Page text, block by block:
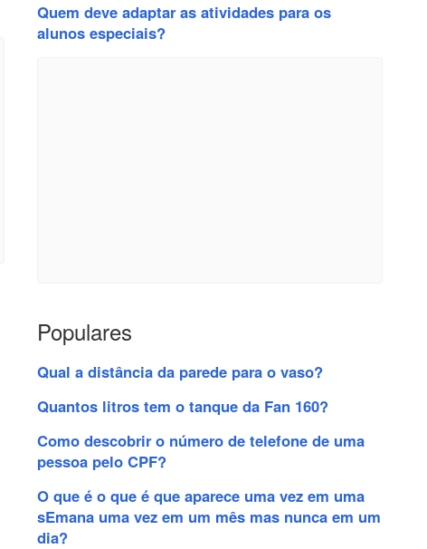
Quem deve adaptar as atividades para os
alunos especiais?
Populares
Qual a distância da parede para o vaso?
Quantos litros tem o tanque da Fan 160?
Como descobrir o número de telefone de uma
pessoa pelo CPF?
O que é o que é que aparece uma vez em uma
sEmana uma vez em um mês mas nunca em um
dia?